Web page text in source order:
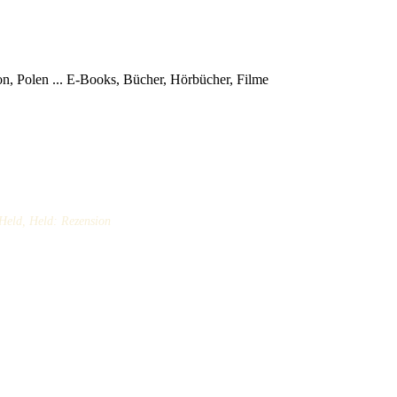
Polen ... E-Books, Bücher, Hörbücher, Filme
Held: Rezension